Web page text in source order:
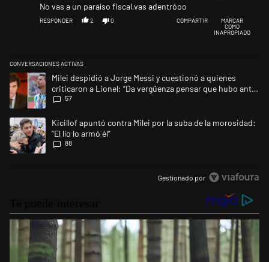
No vas a un paraíso fiscal,vas adentróoo
RESPONDER 2 0 COMPARTIR
MARCAR
COMO
INAPROPIADO
CONVERSACIONES ACTIVAS
Este listado muestra los artículos con más comentarios en los últimos
Un artículo de tendencia con el título "Milei despidió a Jorge Messi y
Milei despidió a Jorge Messi y cuestionó a quienes
criticaron a Lionel: “Da vergüenza pensar que hubo anti-
Messi”
57
Un artículo de tendencia con el título "Kicillof apuntó contra Milei por
Kicillof apuntó contra Milei por la suba de la morosidad:
“El lío lo armó él”
88
Gestionado por